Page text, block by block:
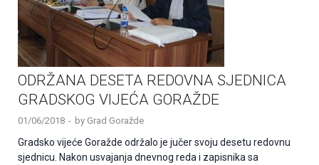
ODRŽANA DESETA REDOVNA SJEDNICA
GRADSKOG VIJEĆA GORAŽDE
01/06/2018 - by Grad Goražde
Gradsko vijeće Goražde održalo je jučer svoju desetu redovnu
sjednicu. Nakon usvajanja dnevnog reda i zapisnika sa